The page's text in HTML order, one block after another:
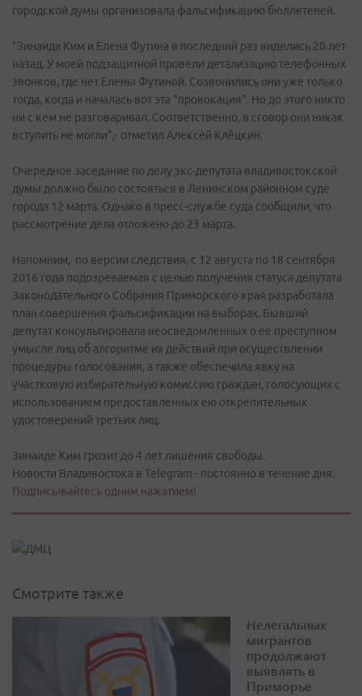
городской думы организовала фальсификацию бюллетеней.
"Зинаида Ким и Елена Футина в последний раз виделись 20 лет
назад. У моей подзащитной провели детализацию телефонных
звонков, где нет Елены Футиной. Созвонились они уже только
тогда, когда и началась вот эта "провокация". Но до этого никто
ни с кем не разговаривал. Соответственно, в сговор они никак
вступить не могли",- отметил Алексей Клёцкин.
Очередное заседание по делу экс-депутата владивостокской
думы должно было состояться в Ленинском районном суде
города 12 марта. Однако в пресс-службе суда сообщили, что
рассмотрение дела отложено до 23 марта.
Напомним, по версии следствия, с 12 августа по 18 сентября
2016 года подозреваемая с целью получения статуса депутата
Законодательного Собрания Приморского края разработала
план совершения фальсификации на выборах. Бывший
депутат консультировала неосведомленных о ее преступном
умысле лиц об алгоритме их действий при осуществлении
процедуры голосования, а также обеспечила явку на
участковую избирательную комиссию граждан, голосующих с
использованием предоставленных ею открепительных
удостоверений третьих лиц.
Зинаиде Ким грозит до 4 лет лишения свободы.
Новости Владивостока в Telegram - постоянно в течение дня.
Подписывайтесь одним нажатием!
Смотрите также
Нелегальных
мигрантов
продолжают
выявлять в
Приморье